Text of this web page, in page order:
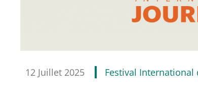
12 Juillet 2025 Festival International